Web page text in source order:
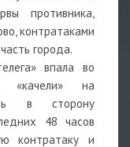
противника,
контратаками
города.
впала во
«качели» на
в сторону
48 часов
контратаку и